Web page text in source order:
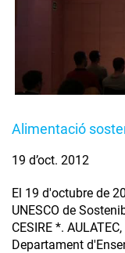
Alimentació
19 d’oct. 2012
El 19 d'octubre de
UNESCO de
CESIRE *.
Departament